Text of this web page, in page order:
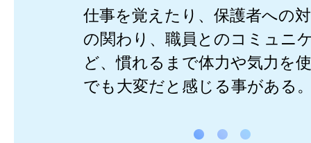
仕事を覚えたり、保護者への
の関わり、職員とのコミュニ
ど、慣れるまで体力や気力を
でも大変だと感じる事がある